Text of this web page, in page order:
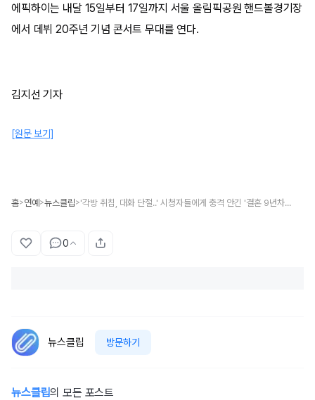
에픽하이는 내달 15일부터 17일까지 서울 올림픽공원 핸드볼경기장
에서 데뷔 20주년 기념 콘서트 무대를 연다.
김지선 기자
[원문 보기]
홈>연예 >뉴스클립> '각방 취침, 대화 단절..' 시청자들에게 충격 안긴 '결혼 9년차' 미쓰라, 권다현 부부 일상 모습
0
뉴스클립 방문하기
뉴스클립의 모든 포스트